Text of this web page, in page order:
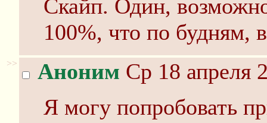
Скайп. Один,
100%, что по будням,
>> Аноним Ср 18 апреля
Я могу попробовать